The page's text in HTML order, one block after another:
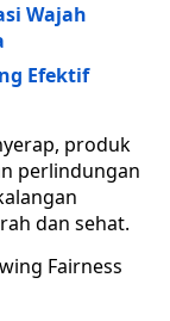
Wajah
Efektif
produk
perlindungan
dan sehat.
Fairness